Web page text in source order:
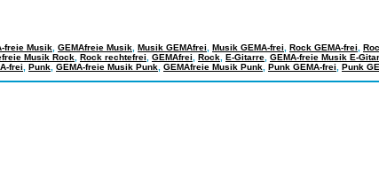
freie Musik GEMAfreie Musik Musik GEMAfrei Musik GEMA-frei Rock GEMA-frei
Musik Rock Rock rechtefrei GEMAfrei Rock E-Gitarre GEMA-freie Musik E-
frei
Punk GEMA-freie Musik Punk GEMAfreie Musik Punk Punk GEMA-frei Punk